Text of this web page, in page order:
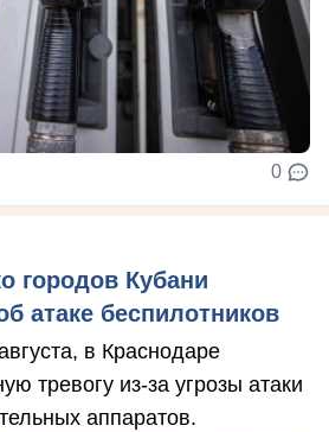
0
городов Кубани
атаке беспилотников
в Краснодаре
тревогу из-за угрозы атаки
аппаратов.